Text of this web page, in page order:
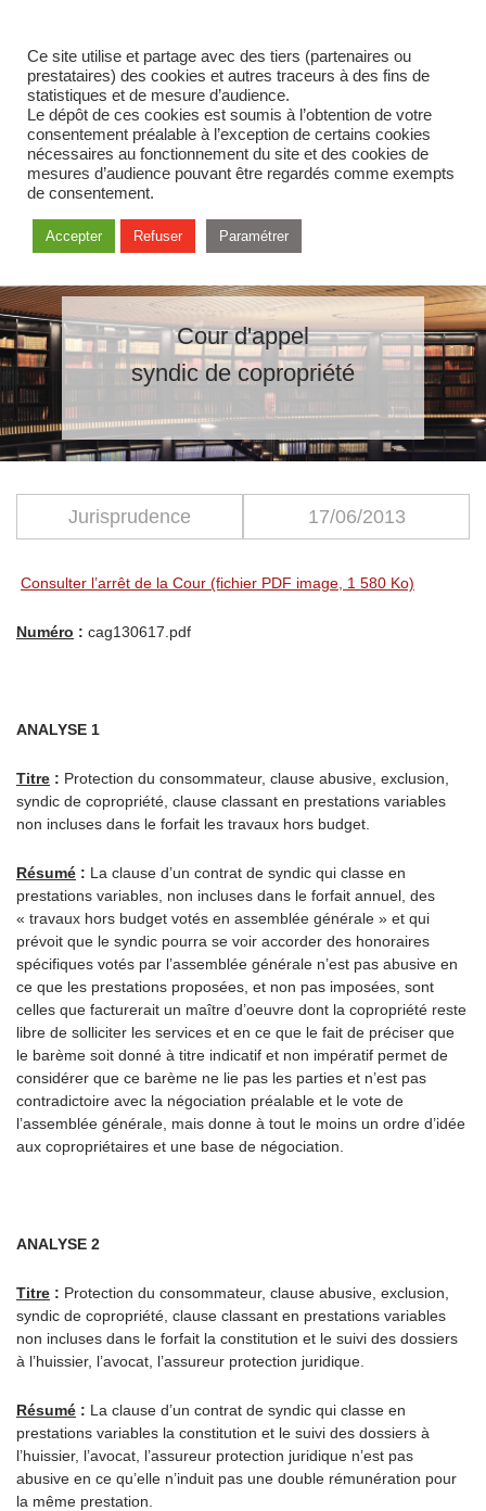
Cour d'appel
syndic de copropriété
Jurisprudence 17/06/2013
Consulter l’arrêt de la Cour (fichier PDF image, 1 580 Ko)
Numéro : cag130617.pdf
ANALYSE 1
Titre : Protection du consommateur, clause abusive, exclusion,
syndic de copropriété, clause classant en prestations variables
non incluses dans le forfait les travaux hors budget.
Résumé : La clause d’un contrat de syndic qui classe en
prestations variables, non incluses dans le forfait annuel, des
« travaux hors budget votés en assemblée générale » et qui
prévoit que le syndic pourra se voir accorder des honoraires
spécifiques votés par l’assemblée générale n’est pas abusive en
ce que les prestations proposées, et non pas imposées, sont
celles que facturerait un maître d’oeuvre dont la copropriété reste
libre de solliciter les services et en ce que le fait de préciser que
le barème soit donné à titre indicatif et non impératif permet de
considérer que ce barème ne lie pas les parties et n’est pas
contradictoire avec la négociation préalable et le vote de
l’assemblée générale, mais donne à tout le moins un ordre d’idée
aux copropriétaires et une base de négociation.
ANALYSE 2
Titre : Protection du consommateur, clause abusive, exclusion,
syndic de copropriété, clause classant en prestations variables
non incluses dans le forfait la constitution et le suivi des dossiers
à l’huissier, l’avocat, l’assureur protection juridique.
Résumé : La clause d’un contrat de syndic qui classe en
prestations variables la constitution et le suivi des dossiers à
l’huissier, l’avocat, l’assureur protection juridique n’est pas
abusive en ce qu’elle n’induit pas une double rémunération pour
la même prestation.
Ce site utilise et partage avec des tiers (partenaires ou
prestataires) des cookies et autres traceurs à des fins de
statistiques et de mesure d’audience.
Le dépôt de ces cookies est soumis à l’obtention de votre
consentement préalable à l’exception de certains cookies
nécessaires au fonctionnement du site et des cookies de
mesures d’audience pouvant être regardés comme exempts
de consentement.
Accepter Refuser Paramétrer